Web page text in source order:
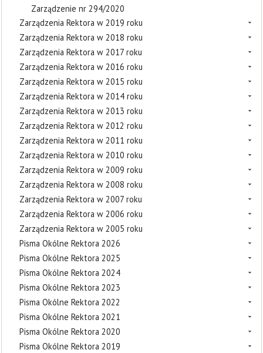
Zarządzenie nr 294/2020
Zarządzenia Rektora w 2019 roku
Zarządzenia Rektora w 2018 roku
Zarządzenia Rektora w 2017 roku
Zarządzenia Rektora w 2016 roku
Zarządzenia Rektora w 2015 roku
Zarządzenia Rektora w 2014 roku
Zarządzenia Rektora w 2013 roku
Zarządzenia Rektora w 2012 roku
Zarządzenia Rektora w 2011 roku
Zarządzenia Rektora w 2010 roku
Zarządzenia Rektora w 2009 roku
Zarządzenia Rektora w 2008 roku
Zarządzenia Rektora w 2007 roku
Zarządzenia Rektora w 2006 roku
Zarządzenia Rektora w 2005 roku
Pisma Okólne Rektora 2026
Pisma Okólne Rektora 2025
Pisma Okólne Rektora 2024
Pisma Okólne Rektora 2023
Pisma Okólne Rektora 2022
Pisma Okólne Rektora 2021
Pisma Okólne Rektora 2020
Pisma Okólne Rektora 2019